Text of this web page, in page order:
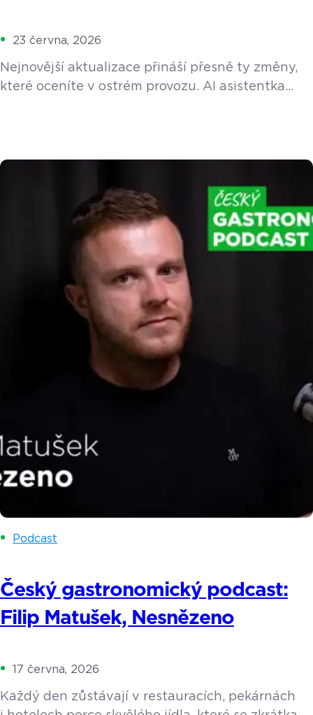
23 června, 2026
Nejnovější aktualizace přináší přesně ty změny,
které oceníte v ostrém provozu. AI asistentka
pokladnách. Přečtěte si kompletní přehled. Nová
asistentka Doty mění vzhled a nově funguje
v online adminu (vzdálené správě) i na mobilních
Podcast
Český gastronomický podcast:
Filip Matušek, Nesnězeno
17 června, 2026
Každý den zůstávají v restauracích, pekárnách